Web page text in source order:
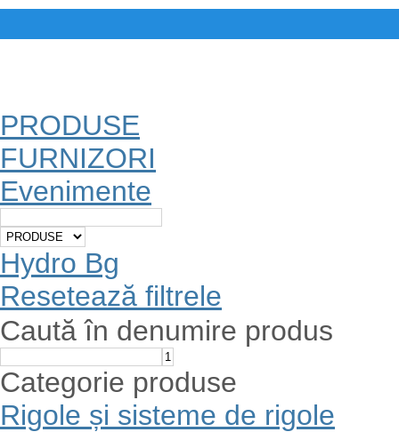
PRODUSE
FURNIZORI
Evenimente
Hydro Bg
Resetează filtrele
Caută în denumire produs
Categorie produse
Rigole și sisteme de rigole